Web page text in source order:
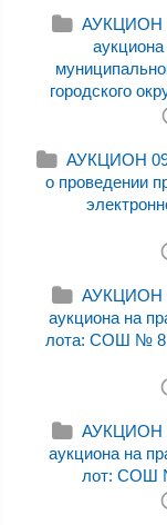
АУКЦИОН
городского
АУКЦИОН
о проведении
АУКЦИОН
аукциона на
лота: СОШ № 8
АУКЦИОН
аукциона на
лот: СОШ